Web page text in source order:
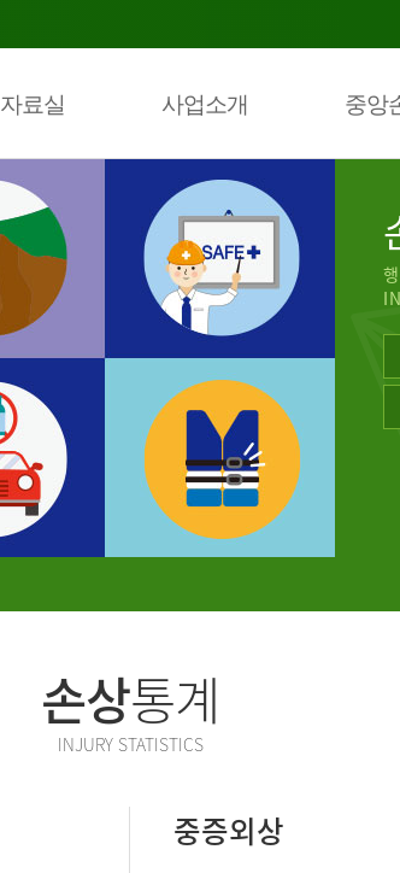
자료실 사업소개 중앙
손상통계
INJURY STATISTICS
중증외상